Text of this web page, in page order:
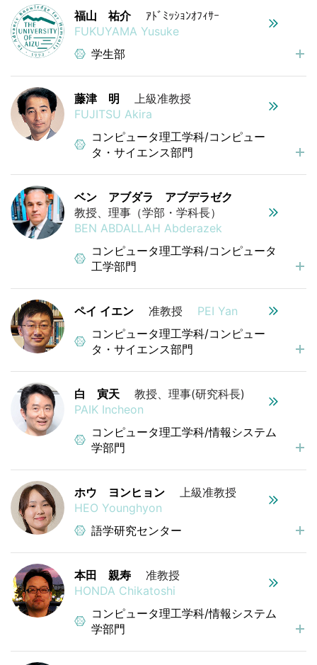
福山 祐介
ｱﾄﾞﾐｯｼｮﾝｵﾌｨｻｰ
FUKUYAMA Yusuke
学生部
藤津 明
上級准教授
FUJITSU Akira
コンピュータ理工学科/コンピュー
タ・サイエンス部門
ベン アブダラ アブデラゼク
教授、理事（学部・学科長）
BEN ABDALLAH Abderazek
コンピュータ理工学科/コンピュータ
工学部門
ペイ イエン 准教授
PEI Yan
コンピュータ理工学科/コンピュー
タ・サイエンス部門
白 寅天
教授、理事(研究科長)
PAIK Incheon
コンピュータ理工学科/情報システム
学部門
ホウ ヨンヒョン
上級准教授
HEO Younghyon
語学研究センター
本田 親寿
准教授
HONDA Chikatoshi
コンピュータ理工学科/情報システム
学部門